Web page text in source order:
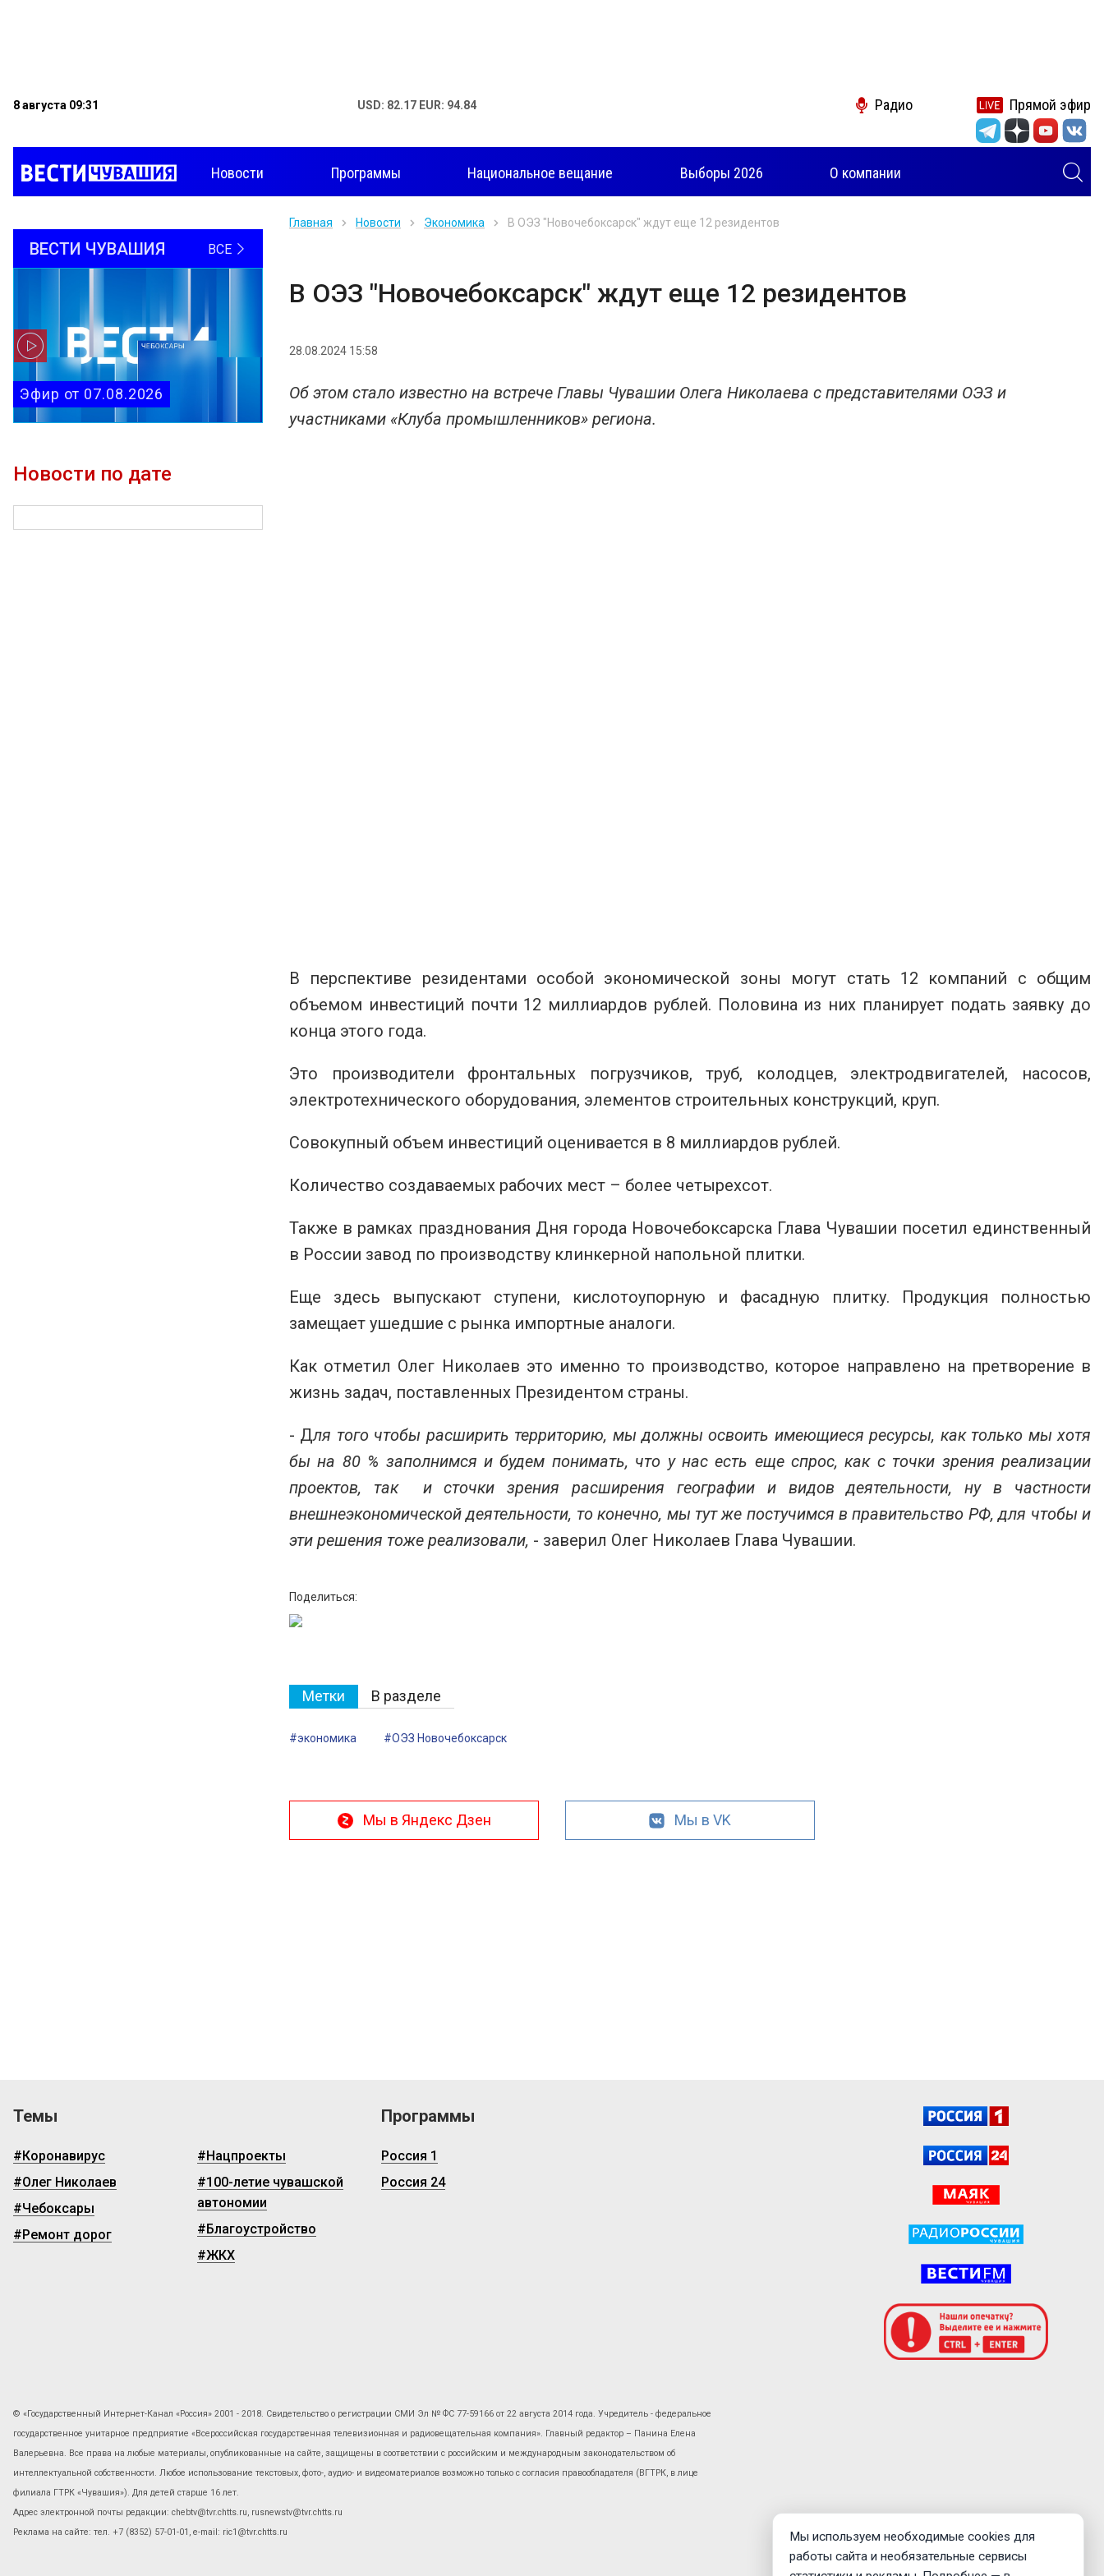
8 августа 09:31 USD: 82.17 EUR: 94.84 Радио Прямой эфир
Новости Программы Национальное вещание Выборы 2026 О компании
ВЕСТИ ЧУВАШИЯ ВСЕ
Эфир от 07.08.2026
Новости по дате
Главная Новости Экономика В ОЭЗ "Новочебоксарск" ждут еще 12 резидентов
В ОЭЗ "Новочебоксарск" ждут еще 12 резидентов
28.08.2024 15:58
Об этом стало известно на встрече Главы Чувашии Олега Николаева с представителями ОЭЗ и
участниками «Клуба промышленников» региона.
В перспективе резидентами особой экономической зоны могут стать 12 компаний с общим
объемом инвестиций почти 12 миллиардов рублей. Половина из них планирует подать заявку до
конца этого года.
Это производители фронтальных погрузчиков, труб, колодцев, электродвигателей, насосов,
электротехнического оборудования, элементов строительных конструкций, круп.
Совокупный объем инвестиций оценивается в 8 миллиардов рублей.
Количество создаваемых рабочих мест – более четырехсот.
Также в рамках празднования Дня города Новочебоксарска Глава Чувашии посетил единственный
в России завод по производству клинкерной напольной плитки.
Еще здесь выпускают ступени, кислотоупорную и фасадную плитку. Продукция полностью
замещает ушедшие с рынка импортные аналоги.
Как отметил Олег Николаев это именно то производство, которое направлено на претворение в
жизнь задач, поставленных Президентом страны.
- Для того чтобы расширить территорию, мы должны освоить имеющиеся ресурсы, как только мы хотя
бы на 80 % заполнимся и будем понимать, что у нас есть еще спрос, как с точки зрения реализации
проектов, так и сточки зрения расширения географии и видов деятельности, ну в частности
внешнеэкономической деятельности, то конечно, мы тут же постучимся в правительство РФ, для чтобы и
эти решения тоже реализовали, - заверил Олег Николаев Глава Чувашии.
Поделиться:
Метки В разделе
#экономика #ОЭЗ Новочебоксарск
Мы в Яндекс Дзен Мы в VK
Темы
#Коронавирус
#Олег Николаев
#Чебоксары
#Ремонт дорог
#Нацпроекты
#100-летие чувашской
автономии
#Благоустройство
#ЖКХ
Программы
Россия 1
Россия 24
© «Государственный Интернет-Канал «Россия» 2001 - 2018. Свидетельство о регистрации СМИ Эл № ФС 77-59166 от 22 августа 2014 года. Учредитель - федеральное
государственное унитарное предприятие «Всероссийская государственная телевизионная и радиовещательная компания». Главный редактор – Панина Елена
Валерьевна. Все права на любые материалы, опубликованные на сайте, защищены в соответствии с российским и международным законодательством об
интеллектуальной собственности. Любое использование текстовых, фото-, аудио- и видеоматериалов возможно только с согласия правообладателя (ВГТРК, в лице
филиала ГТРК «Чувашия»). Для детей старше 16 лет.
Адрес электронной почты редакции: chebtv@tvr.chtts.ru, rusnewstv@tvr.chtts.ru
Реклама на сайте: тел. +7 (8352) 57-01-01, е-mail: ric1@tvr.chtts.ru
Мы используем необходимые cookies для
работы сайта и необязательные сервисы